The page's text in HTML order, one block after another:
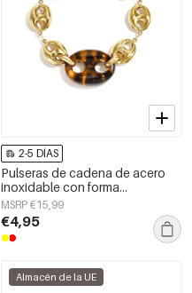
2-5 DÍAS
Pulseras de cadena de acero
inoxidable con forma
geométrica, sencillas, de la serie
Daily Simple, joyería para mujer.
MSRP €15,99
€4,95
Almacén de la UE